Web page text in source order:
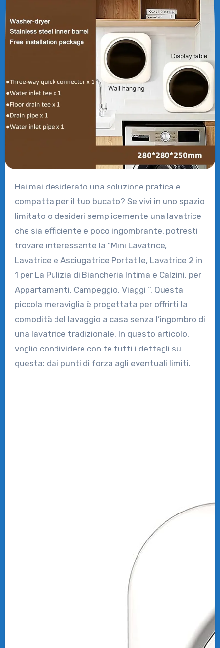
Hai mai desiderato una soluzione pratica e
compatta per il tuo bucato? Se vivi in uno spazio
limitato o desideri semplicemente una lavatrice
che sia efficiente e poco ingombrante, potresti
trovare interessante la “Mini Lavatrice,
Lavatrice e Asciugatrice Portatile, Lavatrice 2 in
1 per La Pulizia di Biancheria Intima e Calzini, per
Appartamenti, Campeggio, Viaggi “. Questa
piccola meraviglia è progettata per offrirti la
comodità del lavaggio a casa senza l’ingombro di
una lavatrice tradizionale. In questo articolo,
voglio condividere con te tutti i dettagli su
questa: dai punti di forza agli eventuali limiti.